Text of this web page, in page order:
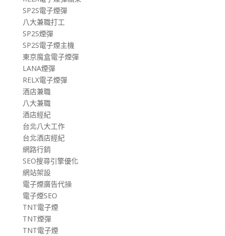
SP2S電子煙彈
八大兼職打工
SP2S煙彈
SP2S電子煙主機
東京魔盒電子煙彈
LANA煙彈
RELX電子煙彈
酒店兼職
八大兼職
酒店經紀
台北八大工作
台北酒店經紀
網路行銷
SEO搜尋引擎優化
網站架設
電子煙廣告代操
電子煙SEO
TNT電子煙
TNT煙彈
TNT電子煙